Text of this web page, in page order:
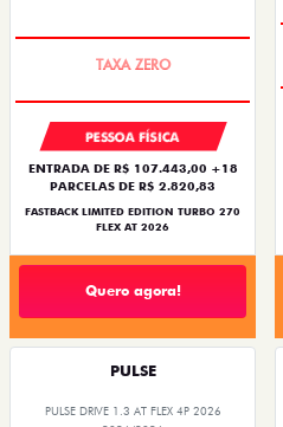
PESSOA FÍSICA
ENTRADA DE R$ 107.443,00 +18
PARCELAS DE R$ 2.820,83
FASTBACK LIMITED EDITION TURBO 270
FLEX AT 2026
Quero agora!
PULSE
PULSE DRIVE 1.3 AT FLEX 4P 2026